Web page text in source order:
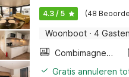
4.3 / 5 (48
Woonboot · 4 Gasten
Combimagnetron
Gratis annuleren